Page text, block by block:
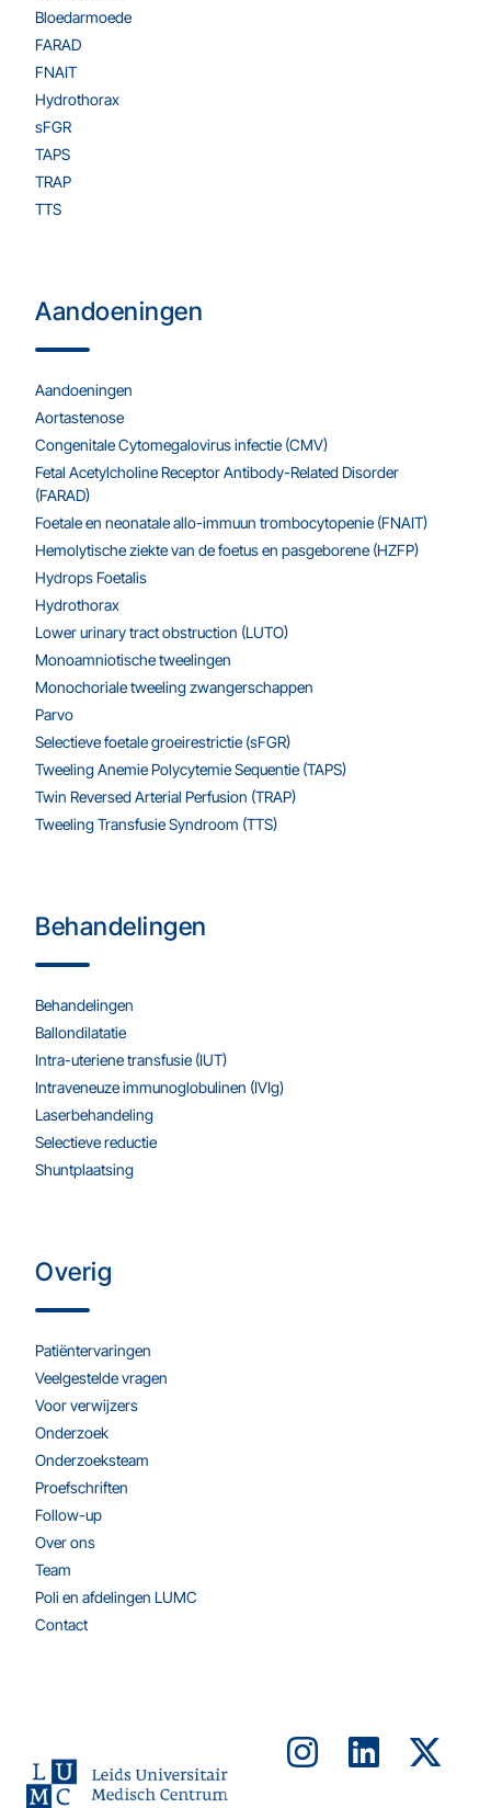
Bloedarmoede
FARAD
FNAIT
Hydrothorax
sFGR
TAPS
TRAP
TTS
Aandoeningen
Aandoeningen
Aortastenose
Congenitale Cytomegalovirus infectie (CMV)
Fetal Acetylcholine Receptor Antibody-Related Disorder
(FARAD)
Foetale en neonatale allo-immuun trombocytopenie (FNAIT)
Hemolytische ziekte van de foetus en pasgeborene (HZFP)
Hydrops Foetalis
Hydrothorax
Lower urinary tract obstruction (LUTO)
Monoamniotische tweelingen
Monochoriale tweeling zwangerschappen
Parvo
Selectieve foetale groeirestrictie (sFGR)
Tweeling Anemie Polycytemie Sequentie (TAPS)
Twin Reversed Arterial Perfusion (TRAP)
Tweeling Transfusie Syndroom (TTS)
Behandelingen
Behandelingen
Ballondilatatie
Intra-uteriene transfusie (IUT)
Intraveneuze immunoglobulinen (IVIg)
Laserbehandeling
Selectieve reductie
Shuntplaatsing
Overig
Patiëntervaringen
Veelgestelde vragen
Voor verwijzers
Onderzoek
Onderzoeksteam
Proefschriften
Follow-up
Over ons
Team
Poli en afdelingen LUMC
Contact